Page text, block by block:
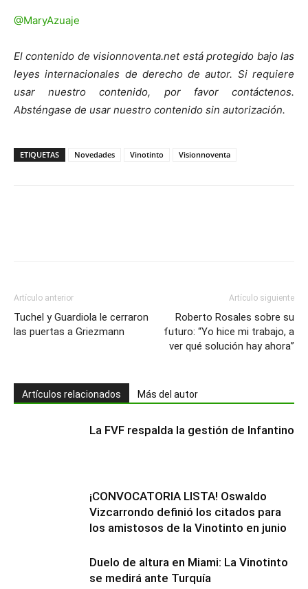
@MaryAzuaje
El contenido de visionnoventa.net está protegido bajo las
leyes internacionales de derecho de autor. Si requiere
usar nuestro contenido, por favor contáctenos.
Absténgase de usar nuestro contenido sin autorización.
ETIQUETAS Novedades Vinotinto Visionnoventa
Artículo anterior
Tuchel y Guardiola le cerraron
las puertas a Griezmann
Artículo siguiente
Roberto Rosales sobre su
futuro: “Yo hice mi trabajo, a
ver qué solución hay ahora”
Artículos relacionados Más del autor
La FVF respalda la gestión de Infantino
¡CONVOCATORIA LISTA! Oswaldo
Vizcarrondo definió los citados para
los amistosos de la Vinotinto en junio
Duelo de altura en Miami: La Vinotinto
se medirá ante Turquía